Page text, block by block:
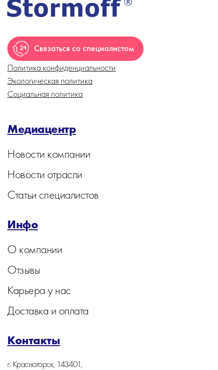
Связаться со специалистом
Политика конфиденциальности
Экологическая политика
Социальная политика
Медиацентр
Новости компании
Новости отрасли
Статьи специалистов
Инфо
О компании
Отзывы
Карьера у нас
Доставка и оплата
Контакты
г. Красногорск, 143401,